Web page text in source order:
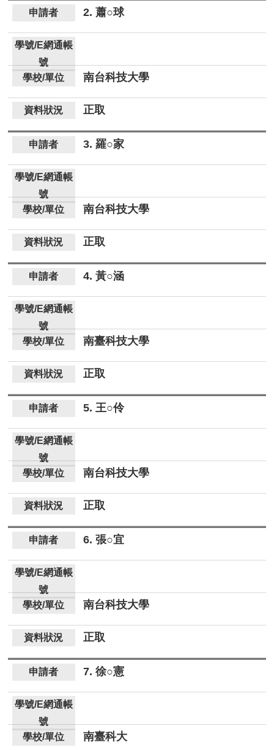
2. 蕭○球
南台科技大學
正取
3. 羅○家
南台科技大學
正取
4. 黃○涵
南臺科技大學
正取
5. 王○伶
南台科技大學
正取
6. 張○宜
南台科技大學
正取
7. 徐○憲
南臺科大